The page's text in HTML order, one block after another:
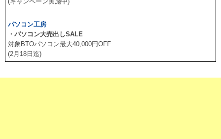
(キャンペーン実施中)
パソコン工房
・パソコン大売出しSALE
対象BTOパソコン最大40,000円OFF
(2月18日迄)